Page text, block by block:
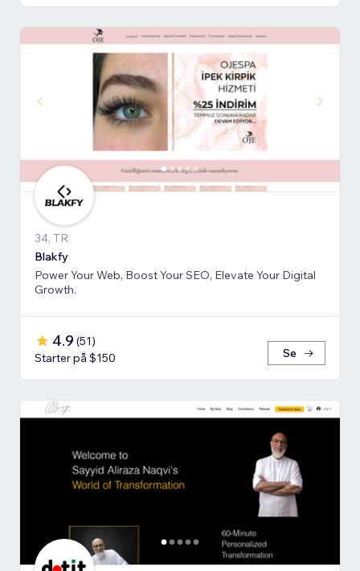
34, TR
Blakfy
Power Your Web, Boost Your SEO, Elevate Your Digital
Growth.
4.9 (51)
Starter på $150
Se